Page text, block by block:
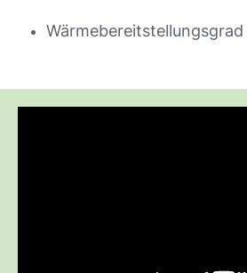
Wärmebereitstellungsgrad